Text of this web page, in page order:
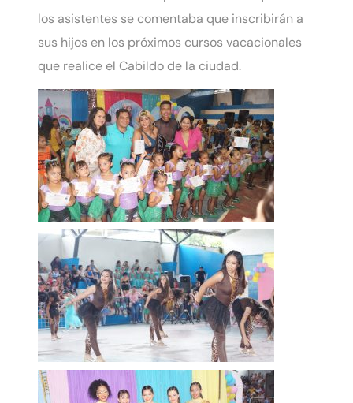
los asistentes se comentaba que inscribirán a
sus hijos en los próximos cursos vacacionales
que realice el Cabildo de la ciudad.